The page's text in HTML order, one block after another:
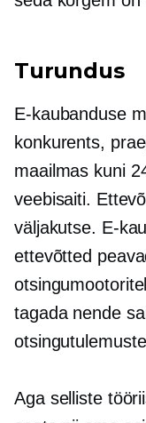
Turundus
E-kaubanduse
konkurents,
maailmas kuni
veebisaiti.
väljakutse. E-
ettevõtted
tagada nende
Aga selliste